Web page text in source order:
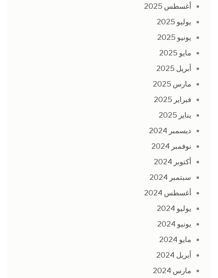
أغسطس 2025
يوليو 2025
يونيو 2025
مايو 2025
أبريل 2025
مارس 2025
فبراير 2025
يناير 2025
ديسمبر 2024
نوفمبر 2024
أكتوبر 2024
سبتمبر 2024
أغسطس 2024
يوليو 2024
يونيو 2024
مايو 2024
أبريل 2024
مارس 2024